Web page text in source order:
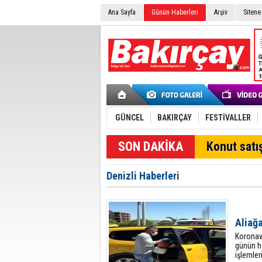
Ana Sayfa Günün Haberleri Arşiv
GÜNCEL BAKIRÇAY FESTİVALLER
SON DAKİKA Konut
Denizli Haberleri
günün